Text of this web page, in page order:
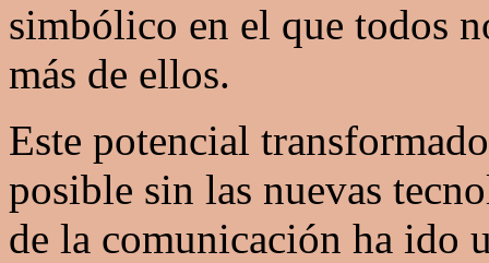
simbólico en el que todos
más de ellos.
Este potencial
posible sin las nuevas
de la comunicación ha ido